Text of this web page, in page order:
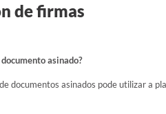
de firmas
asinado?
documentos asinados pode utilizar a